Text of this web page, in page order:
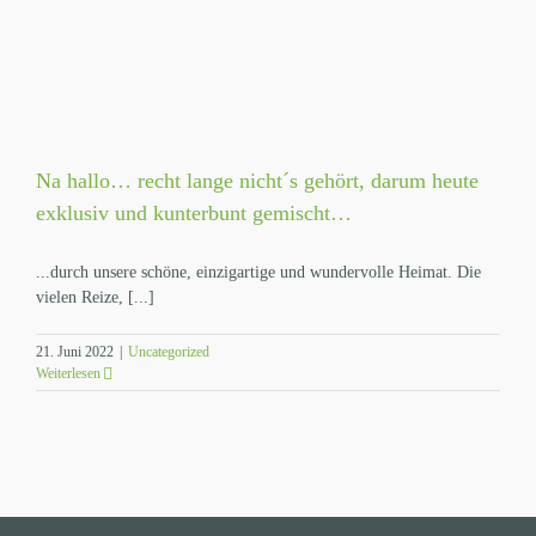
Na hallo… recht lange nicht´s gehört, darum heute
exklusiv und kunterbunt gemischt…
...durch unsere schöne, einzigartige und wundervolle Heimat. Die
vielen Reize, [...]
21. Juni 2022
Uncategorized
Weiterlesen